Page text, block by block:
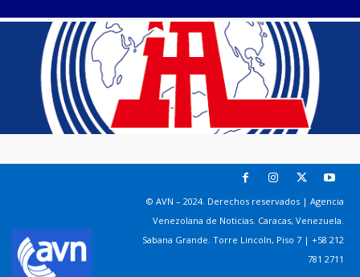
© AVN – 2024. Derechos reservados | Agencia
Venezolana de Noticias. Caracas, Venezuela.
Sabana Grande. Torre Lincoln, Piso 7 | +58 212
781 2711